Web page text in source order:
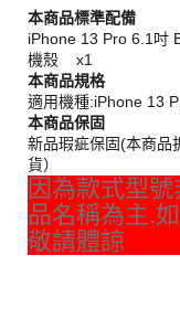
本商品標準配備
iPhone 13 Pro 6.1吋
機殼 x1
本商品規格
適用機種:iPhone 13
本商品保固
新品瑕疵保固(本商品
貨）
因為款式型
品名稱為主.
敬請體諒